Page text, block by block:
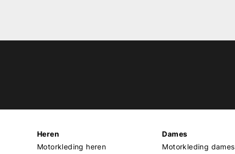
Heren
Motorkleding heren
Dames
Motorkleding dames